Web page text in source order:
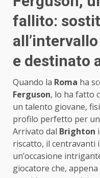
fallito:
e destinato
Quando la Roma ha
Ferguson, lo ha fatto
un talento giovane,
profilo perfetto per
Arrivato dal Brighton
riscatto, il centravanti
un’occasione
giocatore che,